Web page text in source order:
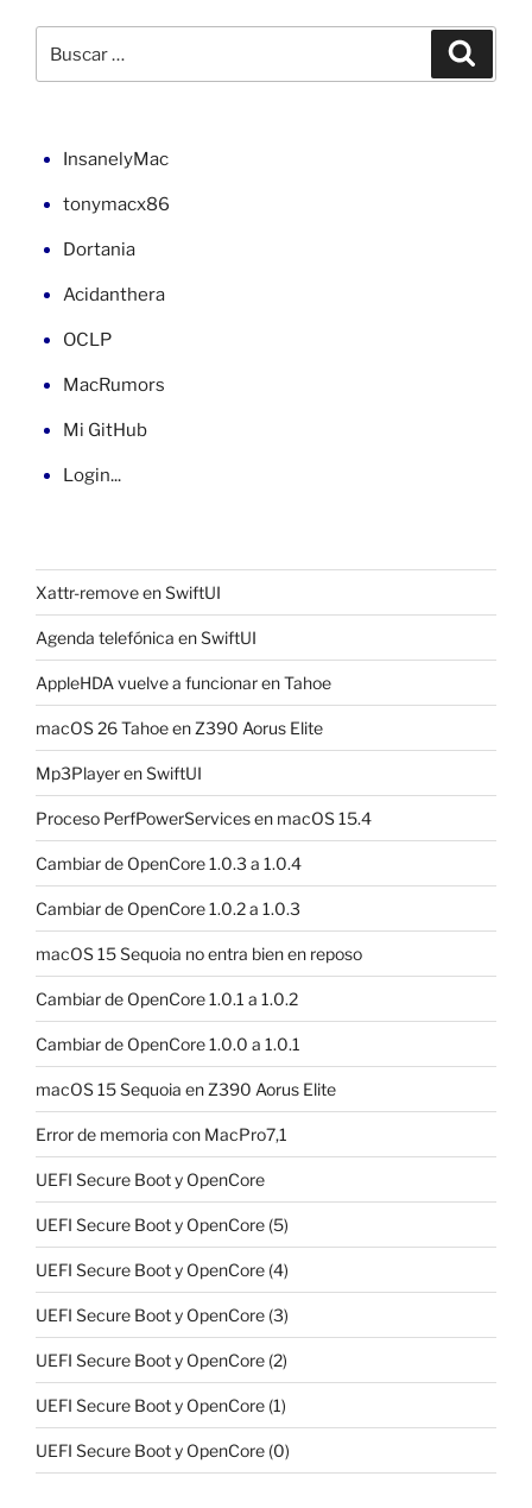
en
por:
InsanelyMac
tonymacx86
Dortania
Acidanthera
OCLP
MacRumors
Mi GitHub
Login...
Xattr-remove en SwiftUI
Agenda telefónica en SwiftUI
AppleHDA vuelve a funcionar en Tahoe
macOS 26 Tahoe en Z390 Aorus Elite
Mp3Player en SwiftUI
Proceso PerfPowerServices en macOS 15.4
Cambiar de OpenCore 1.0.3 a 1.0.4
Cambiar de OpenCore 1.0.2 a 1.0.3
macOS 15 Sequoia no entra bien en reposo
Cambiar de OpenCore 1.0.1 a 1.0.2
Cambiar de OpenCore 1.0.0 a 1.0.1
macOS 15 Sequoia en Z390 Aorus Elite
Error de memoria con MacPro7,1
UEFI Secure Boot y OpenCore
UEFI Secure Boot y OpenCore (5)
UEFI Secure Boot y OpenCore (4)
UEFI Secure Boot y OpenCore (3)
UEFI Secure Boot y OpenCore (2)
UEFI Secure Boot y OpenCore (1)
UEFI Secure Boot y OpenCore (0)